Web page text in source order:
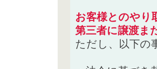
お客様とのやり
第三者に譲渡ま
ただし、以下の